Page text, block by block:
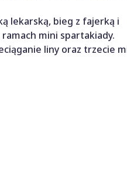
lekarską, bieg z fajerką i
mini spartakiady.
liny oraz trzecie